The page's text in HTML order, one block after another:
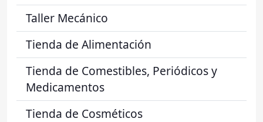
Taller Mecánico
Tienda de Alimentación
Tienda de Comestibles, Periódicos y
Medicamentos
Tienda de Cosméticos